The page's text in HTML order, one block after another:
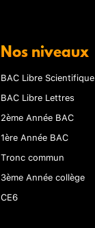
Nos niveaux
BAC Libre Scientifique
BAC Libre Lettres
2ème Année BAC
1ère Année BAC
Tronc commun
3ème Année collège
CE6